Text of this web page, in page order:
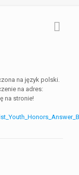
na język polski.
na adres:
na stronie!